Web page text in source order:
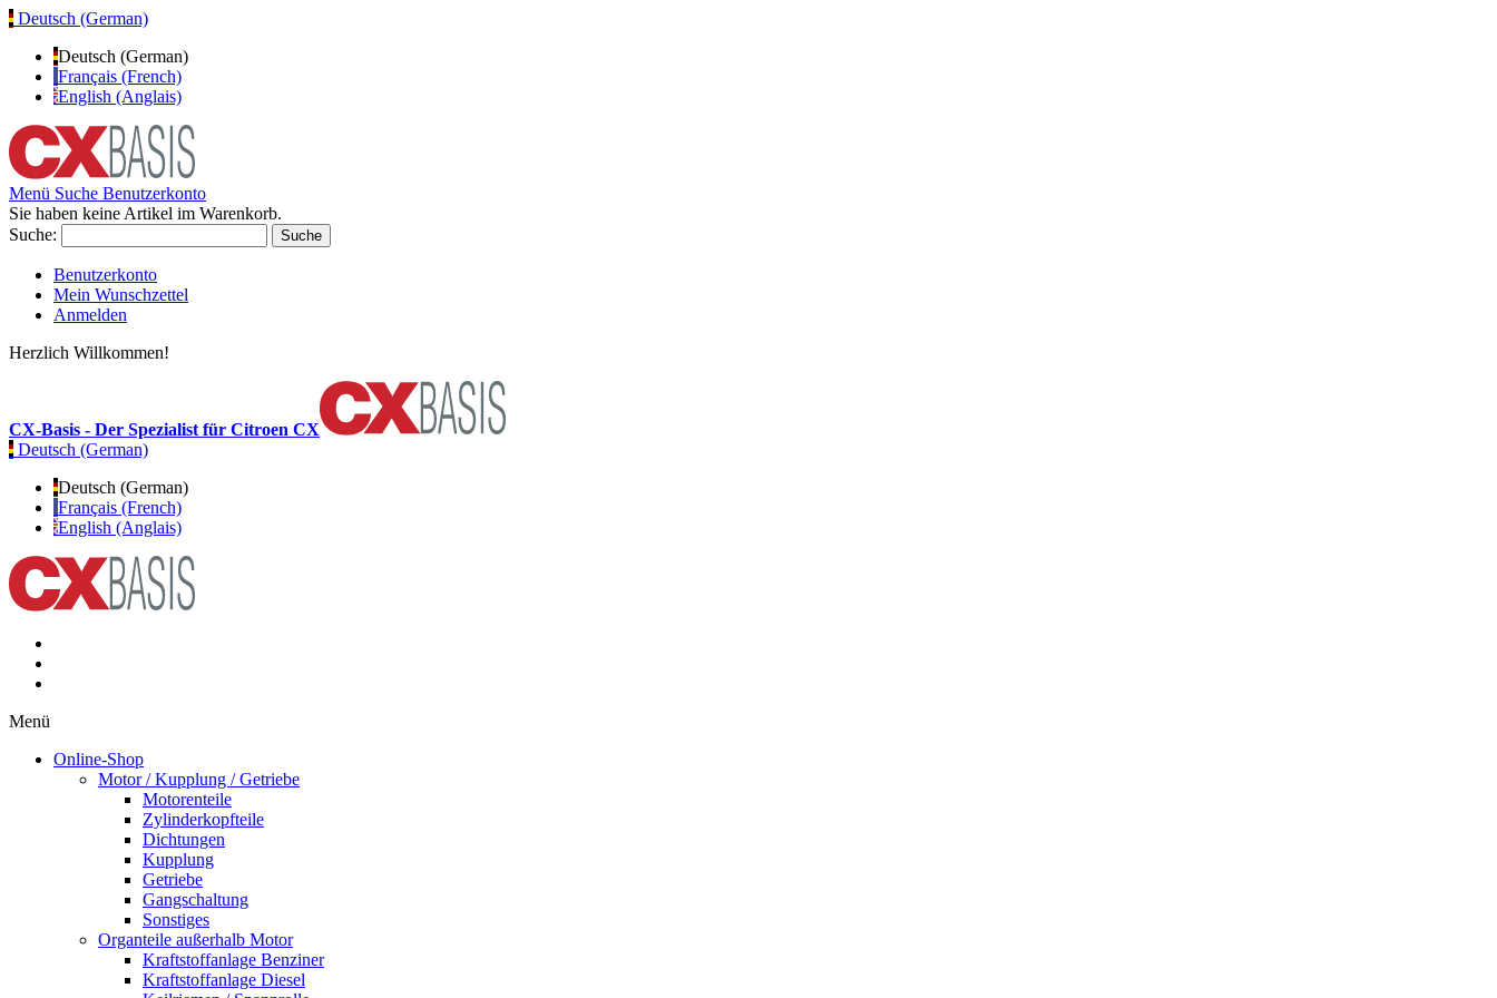
Deutsch (German)
Deutsch (German)
Français (French)
English (Anglais)
Menü Suche Benutzerkonto
Sie haben keine Artikel im Warenkorb.
Suche:
Suche
Benutzerkonto
Mein Wunschzettel
Anmelden
Herzlich Willkommen!
CX-Basis - Der Spezialist für Citroen CX
Deutsch (German)
Deutsch (German)
Français (French)
English (Anglais)
Menü
Online-Shop
Motor / Kupplung / Getriebe
Motorenteile
Zylinderkopfteile
Dichtungen
Kupplung
Getriebe
Gangschaltung
Sonstiges
Organteile außerhalb Motor
Kraftstoffanlage Benziner
Kraftstoffanlage Diesel